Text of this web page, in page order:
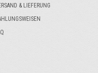
& LIEFERUNG